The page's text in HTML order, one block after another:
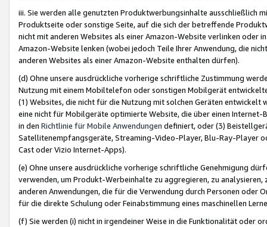
iii. Sie werden alle genutzten Produktwerbungsinhalte ausschließlich
Produktseite oder sonstige Seite, auf die sich der betreffende
nicht mit anderen Websites als einer Amazon-Website verlinken oder
Amazon-Website lenken (wobei jedoch Teile Ihrer Anwendung, die
anderen Websites als einer Amazon-Website enthalten dürfen).
(d) Ohne unsere ausdrückliche vorherige schriftliche Zustimmung
Nutzung mit einem Mobiltelefon oder sonstigen Mobilgerät
(1) Websites, die nicht für die Nutzung mit solchen Geräten
eine nicht für Mobilgeräte optimierte Website, die über einen
in den Richtlinie für Mobile Anwendungen definiert, oder (3)
Satellitenempfangsgeräte, Streaming-Video-Player, Blu-Ray-Player
Cast oder Vizio Internet-Apps).
(e) Ohne unsere ausdrückliche vorherige schriftliche Genehmigung
verwenden, um Produkt-Werbeinhalte zu aggregieren, zu
anderen Anwendungen, die für die Verwendung durch Personen
für die direkte Schulung oder Feinabstimmung eines maschinellen
(f) Sie werden (i) nicht in irgendeiner Weise in die Funktionalität oder